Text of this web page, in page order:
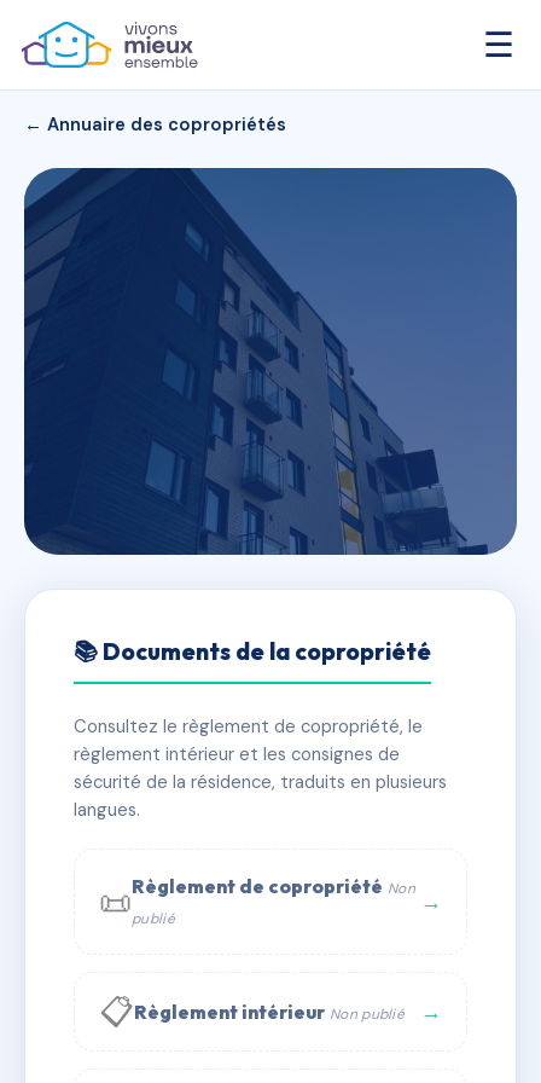
☰
← Annuaire des copropriétés
LA DEVINIERE
✓ Immatriculée 🏠 20 lots 🏗 2 bâtiment(s)
📞 Contacter Syndic Digital
📚 Documents de la copropriété
Consultez le règlement de copropriété, le
règlement intérieur et les consignes de
sécurité de la résidence, traduits en plusieurs
langues.
📜Règlement de copropriété Non
publié
→
📋Règlement intérieur Non publié →